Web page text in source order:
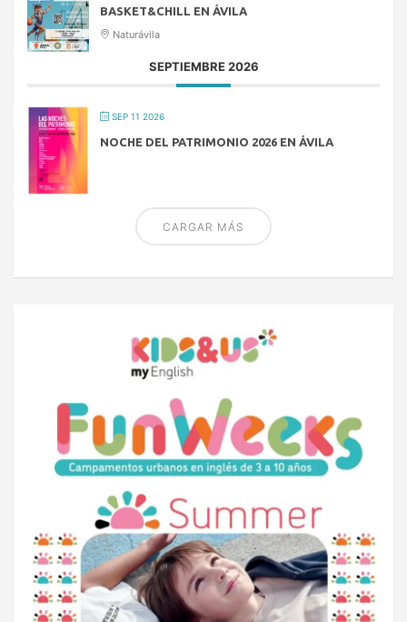
BASKET&CHILL EN ÁVILA
Naturávila
SEPTIEMBRE 2026
SEP 11 2026
NOCHE DEL PATRIMONIO 2026 EN ÁVILA
CARGAR MÁS